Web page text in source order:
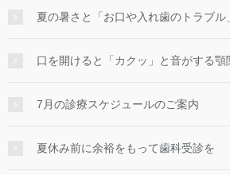
夏の暑さと「お口や入れ歯のトラブル」
口を開けると「カクッ」と音がする
7月の診療スケジュールのご案内
夏休み前に余裕をもって歯科受診を